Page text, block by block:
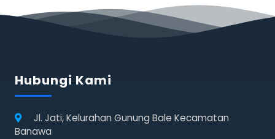
Hubungi Kami
Jl. Jati, Kelurahan Gunung Bale Kecamatan
Banawa